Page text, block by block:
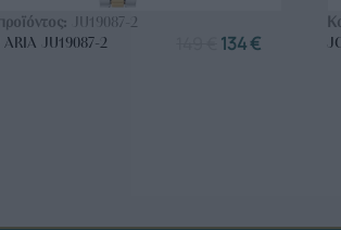
JU19087-2
ARIA JU19087-2
134€